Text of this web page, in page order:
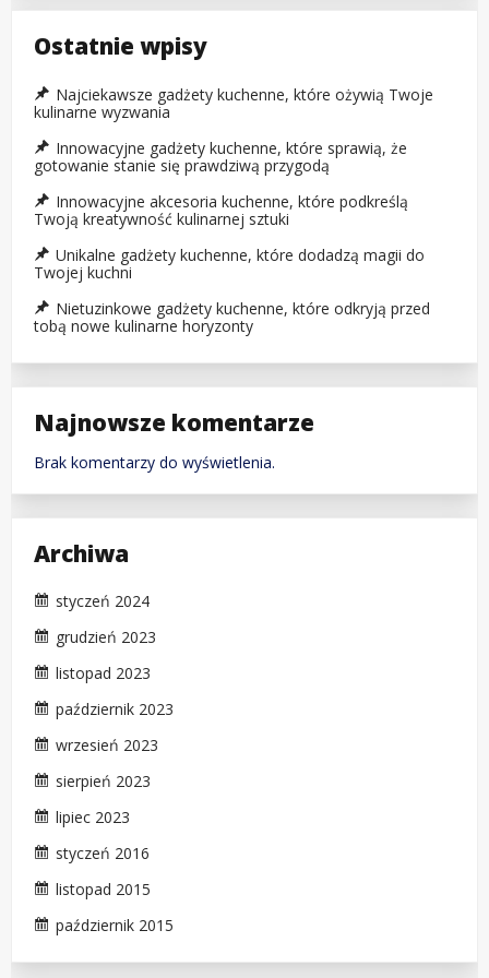
Ostatnie wpisy
Najciekawsze gadżety kuchenne, które ożywią Twoje
kulinarne wyzwania
Innowacyjne gadżety kuchenne, które sprawią, że
gotowanie stanie się prawdziwą przygodą
Innowacyjne akcesoria kuchenne, które podkreślą
Twoją kreatywność kulinarnej sztuki
Unikalne gadżety kuchenne, które dodadzą magii do
Twojej kuchni
Nietuzinkowe gadżety kuchenne, które odkryją przed
tobą nowe kulinarne horyzonty
Najnowsze komentarze
Brak komentarzy do wyświetlenia.
Archiwa
styczeń 2024
grudzień 2023
listopad 2023
październik 2023
wrzesień 2023
sierpień 2023
lipiec 2023
styczeń 2016
listopad 2015
październik 2015